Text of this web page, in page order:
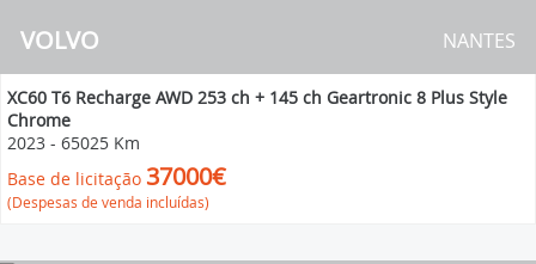
VOLVO NANTES
XC60 T6 Recharge AWD 253 ch + 145 ch Geartronic 8 Plus Style
Chrome
2023 - 65025 Km
Base de licitação 37000€
(Despesas de venda incluídas)